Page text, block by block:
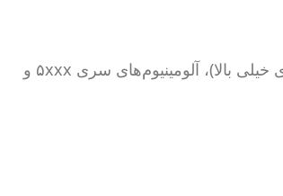
مس خالص و آلیاژهای با مس بالا (بازتابندگی بالا و هدایت حرارتی عالی – نیاز به لیزر سبز یا آبی یا لیزر فیبر پالسی با چگالی انرژی خیلی بالا)، آلومینیوم‌های سری ۵xxx و